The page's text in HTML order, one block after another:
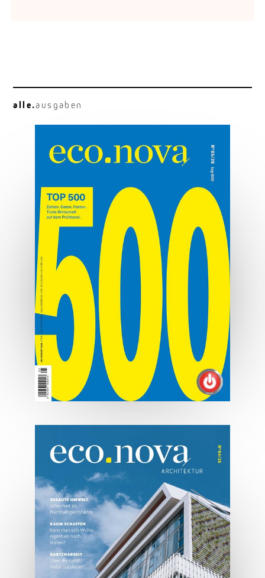
Hauben, Herz und Hauptplatz.
MEHR ERFAHREN
alle.ausgaben
07/2026
Tirols Top 500 - Juli/August
2026
JETZT BESTELLEN